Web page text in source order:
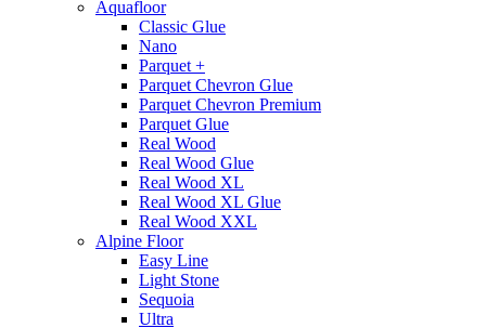
Aquafloor
Classic Glue
Nano
Parquet +
Parquet Chevron Glue
Parquet Chevron Premium
Parquet Glue
Real Wood
Real Wood Glue
Real Wood XL
Real Wood XL Glue
Real Wood XXL
Alpine Floor
Easy Line
Light Stone
Sequoia
Ultra